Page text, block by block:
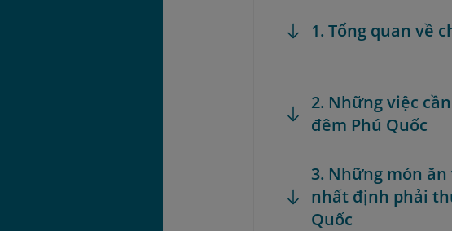
1. Tổng quan về
2. Những việc
đêm Phú Quốc
3. Những món
nhất định phải
Quốc